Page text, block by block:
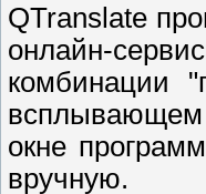
QTranslate
онлайн-
комбинации
всплывающем
окне
вручную.